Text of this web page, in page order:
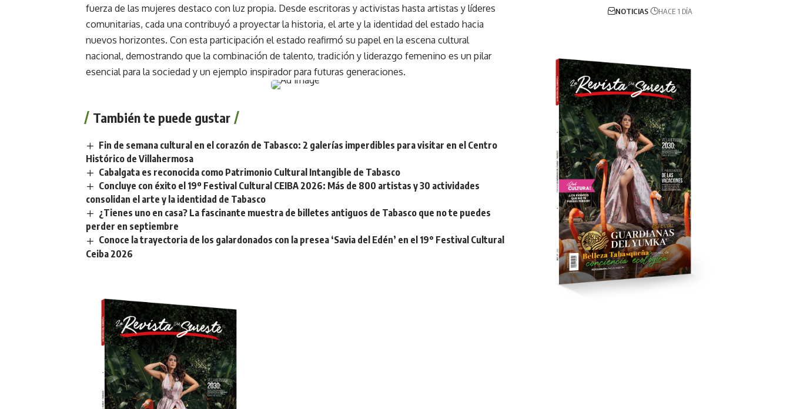
fuerza de las mujeres destaco con luz propia. Desde escritoras y activistas hasta artistas y líderes
comunitarias, cada una contribuyó a proyectar la historia, el arte y la identidad del estado hacia
nuevos horizontes. Con esta participación el estado reafirmó su papel en la escena cultural
nacional, demostrando que la combinación de talento, tradición y liderazgo femenino es un pilar
esencial para la sociedad y un ejemplo inspirador para futuras generaciones.
También te puede gustar
Fin de semana cultural en el corazón de Tabasco: 2 galerías imperdibles para visitar en el Centro
Histórico de Villahermosa
Cabalgata es reconocida como Patrimonio Cultural Intangible de Tabasco
Concluye con éxito el 19º Festival Cultural CEIBA 2026: Más de 800 artistas y 30 actividades
consolidan el arte y la identidad de Tabasco
¿Tienes uno en casa? La fascinante muestra de billetes antiguos de Tabasco que no te puedes
perder en septiembre
Conoce la trayectoria de los galardonados con la presea ‘Savia del Edén’ en el 19° Festival Cultural
Ceiba 2026
NOTICIAS HACE 1 DÍA